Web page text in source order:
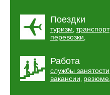
Поездки
туризм, транспорт
перевозки,
Работа
службы занятости
вакансии, резюме,